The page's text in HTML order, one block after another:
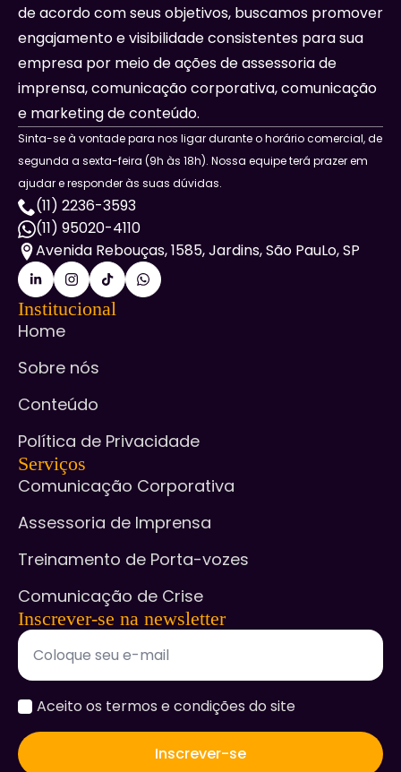
de acordo com seus objetivos, buscamos promover
engajamento e visibilidade consistentes para sua
empresa por meio de ações de assessoria de
imprensa, comunicação corporativa, comunicação
e marketing de conteúdo.
Sinta-se à vontade para nos ligar durante o horário comercial, de
segunda a sexta-feira (9h às 18h). Nossa equipe terá prazer em
ajudar e responder às suas dúvidas.
(11) 2236-3593
(11) 95020-4110
Avenida Rebouças, 1585, Jardins, São PauLo, SP
Institucional
Home
Sobre nós
Conteúdo
Política de Privacidade
Serviços
Comunicação Corporativa
Assessoria de Imprensa
Treinamento de Porta-vozes
Comunicação de Crise
Inscrever-se na newsletter
accept
Aceito os termos e condições do site
Inscrever-se